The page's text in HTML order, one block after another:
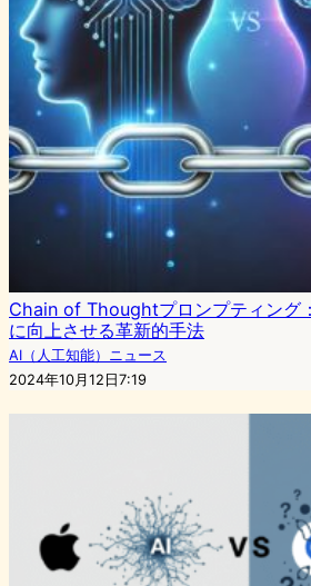
Chain of Thoughtプロンプティング
に向上させる革新的手法
AI（人工知能）ニュース
2024年10月12日7:19